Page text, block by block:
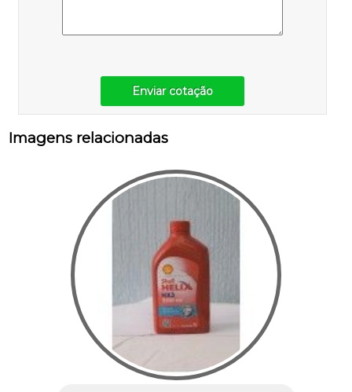
Enviar cotação
Imagens relacionadas